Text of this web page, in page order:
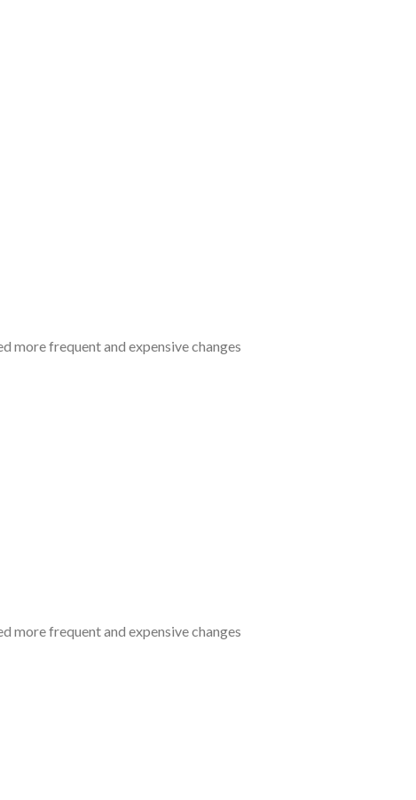
more frequent and expensive changes
more frequent and expensive changes